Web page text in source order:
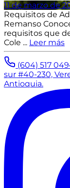
11 de marzo de
Requisitos de
Remanso
requisitos que
Cole ... Leer más
(604) 517
sur #40-230,
Antioquia.